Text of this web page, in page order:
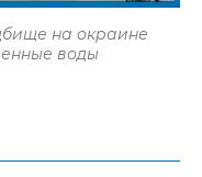
на окраине
воды